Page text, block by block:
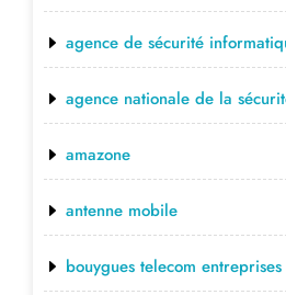
agence de sécurité
agence nationale de la
amazone
antenne mobile
bouygues telecom entreprises